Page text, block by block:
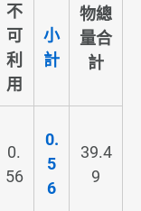
物總
量合
計
不
可
利
用
小
計
0.
56
0.
5
6
39.4
9